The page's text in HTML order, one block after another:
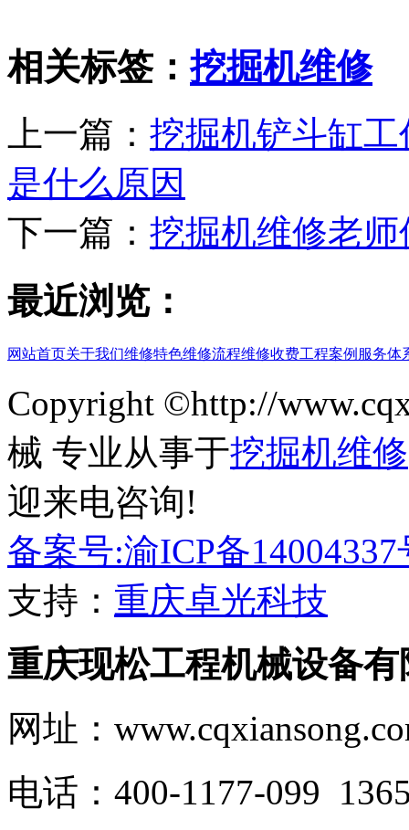
相关标签：挖掘机维修
上一篇： 挖掘机铲斗缸
是什么原因
下一篇： 挖掘机维修老
最近浏览：
网站首页关于我们维修特色维修流程维修收费工程案例 服务体
Copyright ©http://
械 专业从事于挖掘机维修
迎来电咨询!
备案号:渝ICP备14004337
支持： 重庆卓光科技
重庆现松工程机械设备有
网址：
电话：400-1177-099